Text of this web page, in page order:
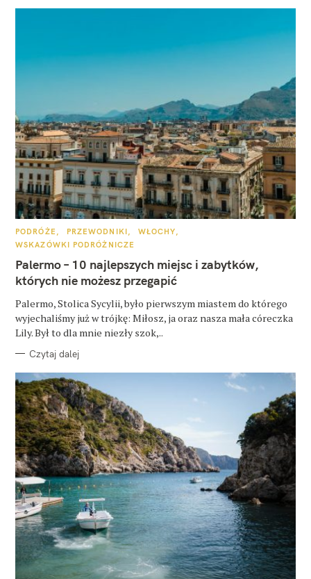
K
T
G
R
PODRÓŻE PRZEWODNIKI
WŁOCHY
WSKAZÓWKI PODRÓŻNICZE
Palermo – 10 najlepszych miejsc i zabytków,
których nie możesz przegapić
Palermo, Stolica Sycylii, było pierwszym miastem do którego
wyjechaliśmy już w trójkę: Miłosz, ja oraz nasza mała córeczka
Lily. Był to dla mnie niezły szok,..
Czytaj dalej